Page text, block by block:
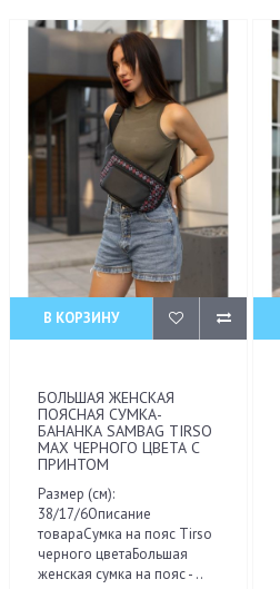
В КОРЗИНУ
БОЛЬШАЯ ЖЕНСКАЯ
ПОЯСНАЯ СУМКА-
БАНАНКА SAMBAG TIRSO
MAX ЧЕРНОГО ЦВЕТА С
ПРИНТОМ
Размер (см):
38/17/6Описание
товараСумка на пояс Tirso
черного цветаБольшая
женская сумка на пояс - ..